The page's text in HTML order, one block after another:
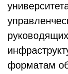
форматам